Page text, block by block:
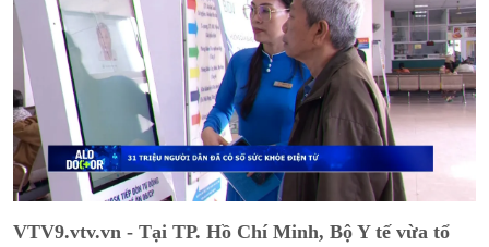
VTV9.vtv.vn - Tại TP. Hồ Chí Minh, Bộ Y tế vừa tổ